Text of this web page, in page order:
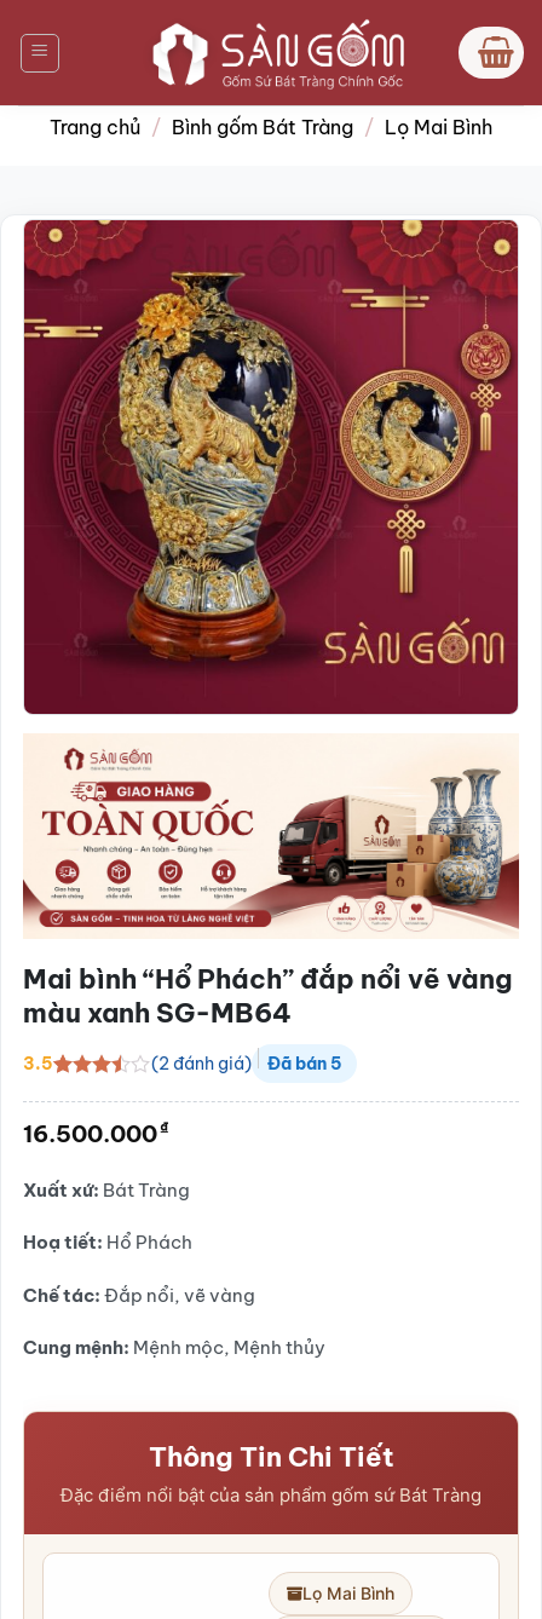
qua
nội
dung
Trang chủ / Bình gốm Bát Tràng / Lọ Mai Bình
Mai bình “Hổ Phách” đắp nổi vẽ vàng
màu xanh SG-MB64
3.5
trên
(2đánh giá) Đã bán 5
16.500.000₫
Xuất xứ: Bát Tràng
Hoạ tiết: Hổ Phách
Chế tác: Đắp nổi, vẽ vàng
Cung mệnh: Mệnh mộc, Mệnh thủy
Thông Tin Chi Tiết
Đặc điểm nổi bật của sản phẩm gốm sứ Bát Tràng
Lọ Mai Bình